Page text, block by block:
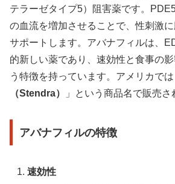
テラーゼタイプ5）阻害薬です。
の血流を増加させることで、性刺激
サポートします。アバナフィルは、
的新しい薬であり、速効性と食事の
う特徴を持っています。アメリカでは
（Stendra）
」という商品名で販売さ
アバナフィルの特徴
速効性